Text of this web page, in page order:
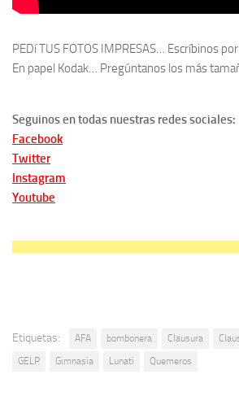
PEDí TUS FOTOS IMPRESAS… Escríbinos
En papel Kodak… Pregúntanos los más
Seguinos en todas nuestras redes sociales:
Facebook
Twitter
Instagram
Youtube
Etiquetas: AFA bombonera Clausura
GELP
Gimnasia Lunati Quemeros